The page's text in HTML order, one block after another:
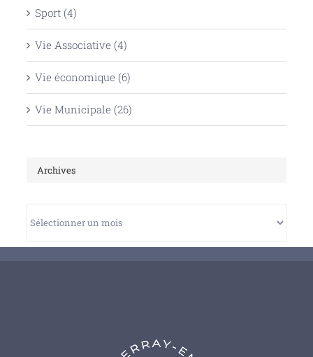
Sport (4)
Vie Associative (4)
Vie économique (6)
Vie Municipale (26)
Archives